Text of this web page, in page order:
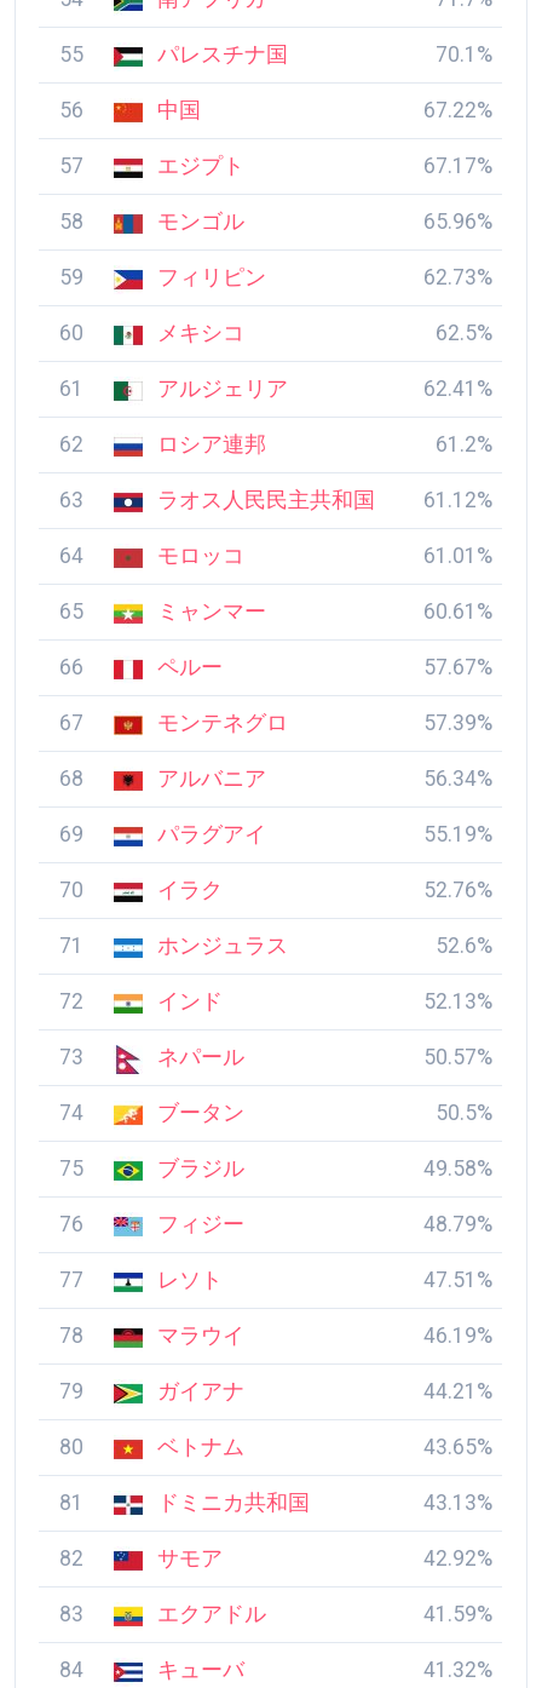
55 パレスチナ国 70.1%
56 中国 67.22%
57 エジプト 67.17%
58 モンゴル 65.96%
59 フィリピン 62.73%
60 メキシコ 62.5%
61 アルジェリア 62.41%
62 ロシア連邦 61.2%
63 ラオス人民民主共和国 61.12%
64 モロッコ 61.01%
65 ミャンマー 60.61%
66 ペルー 57.67%
67 モンテネグロ 57.39%
68 アルバニア 56.34%
69 パラグアイ 55.19%
70 イラク 52.76%
71 ホンジュラス 52.6%
72 インド 52.13%
73 ネパール 50.57%
74 ブータン 50.5%
75 ブラジル 49.58%
76 フィジー 48.79%
77 レソト 47.51%
78 マラウイ 46.19%
79 ガイアナ 44.21%
80 ベトナム 43.65%
81 ドミニカ共和国 43.13%
82 サモア 42.92%
83 エクアドル 41.59%
84 キューバ 41.32%